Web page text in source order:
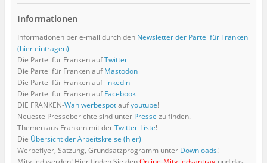
Informationen
Informationen per e-mail durch den Newsletter der Partei für Franken
(hier eintragen)
Die Partei für Franken aufTwitter
Die Partei für Franken aufMastodon
Die Partei für Franken auflinkedin
Die Partei für Franken aufFacebook
DIE FRANKEN-Wahlwerbespotaufyoutube!
Neueste Presseberichte sind unter Presse zu finden.
Themen aus Franken mit derTwitter-Liste!
Die Übersicht der Arbeitskreise (hier)
Werbeflyer, Satzung, Grundsatzprogramm unter Downloads!